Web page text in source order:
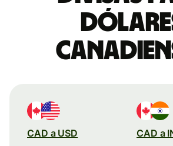
CAD a USD CAD a